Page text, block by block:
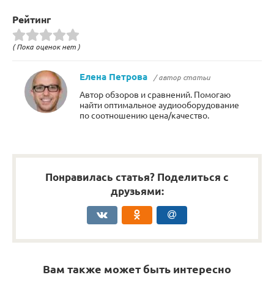
Рейтинг
( Пока оценок нет )
Елена Петрова / автор статьи
Автор обзоров и сравнений. Помогаю
найти оптимальное аудиооборудование
по соотношению цена/качество.
Понравилась статья? Поделиться с
друзьями:
Вам также может быть интересно